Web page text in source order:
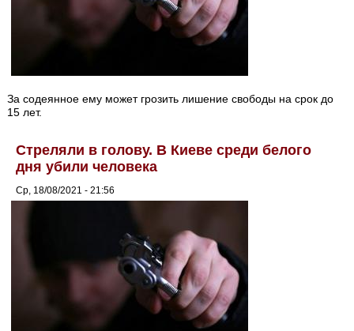
За содеянное ему может грозить лишение свободы на срок до
15 лет.
Стреляли в голову. В Киеве среди белого
дня убили человека
Ср, 18/08/2021 - 21:56